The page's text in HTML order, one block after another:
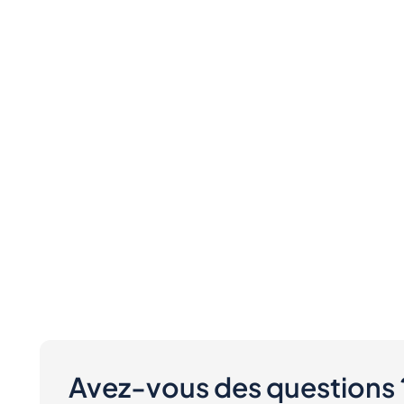
Avez-vous des questions